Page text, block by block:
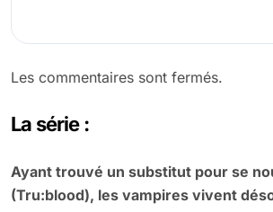
Les commentaires sont fermés.
La série :
Ayant trouvé un substitut pour se
(Tru:blood), les vampires vivent